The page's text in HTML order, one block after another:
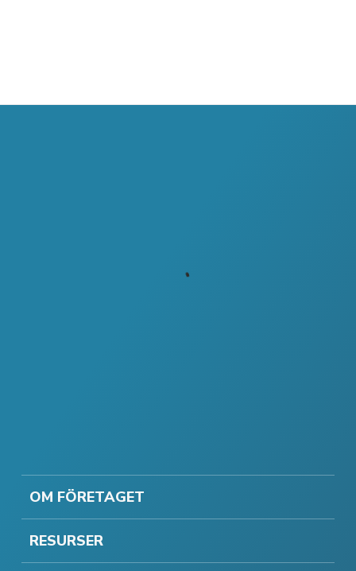
OM FÖRETAGET
RESURSER